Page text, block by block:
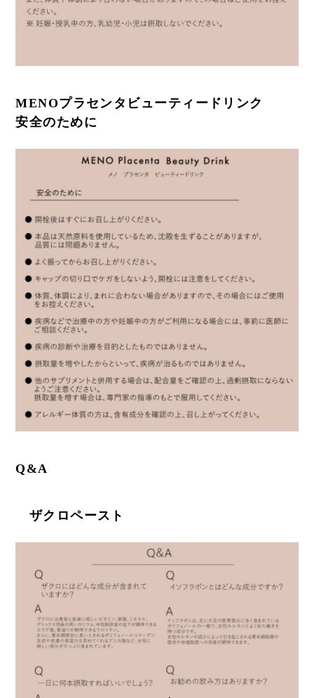
MENOプラセンタビューティードリンク
安全のために
Q&A
ザクロペースト